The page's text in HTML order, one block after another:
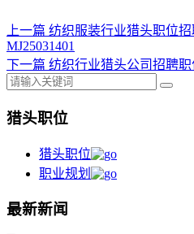
上一篇 纺织服装行业猎头职位
MJ25031401
下一篇 纺织行业猎头公司招聘
猎头职位
猎头职位
职业规划
最新新闻